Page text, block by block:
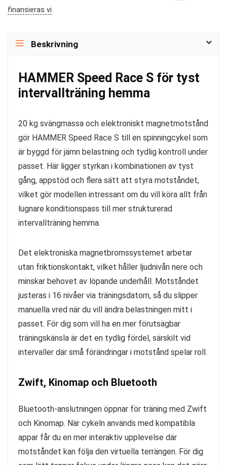
finansieras vi
Beskrivning
HAMMER Speed Race S för tyst
intervallträning hemma
20 kg svängmassa och elektroniskt magnetmotstånd
gör HAMMER Speed Race S till en spinningcykel som
är byggd för jämn belastning och tydlig kontroll under
passet. Här ligger styrkan i kombinationen av tyst
gång, appstöd och flera sätt att styra motståndet,
vilket gör modellen intressant om du vill köra allt från
lugnare konditionspass till mer strukturerad
intervallträning hemma.
Det elektroniska magnetbromssystemet arbetar
utan friktionskontakt, vilket håller ljudnivån nere och
minskar behovet av löpande underhåll. Motståndet
justeras i 16 nivåer via träningsdatorn, så du slipper
manuella vred när du vill ändra belastningen mitt i
passet. För dig som vill ha en mer förutsägbar
träningskänsla är det en tydlig fördel, särskilt vid
intervaller där små förändringar i motstånd spelar roll.
Zwift, Kinomap och Bluetooth
Bluetooth-anslutningen öppnar för träning med Zwift
och Kinomap. När cykeln används med kompatibla
appar får du en mer interaktiv upplevelse där
motståndet kan följa den virtuella terrängen. För dig